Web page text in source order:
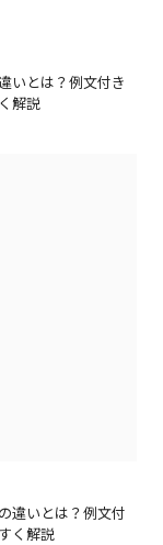
いとは？例文付き
解説
違いとは？例文付
く解説